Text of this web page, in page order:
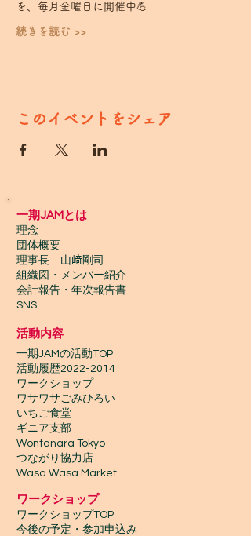
を、毎月金曜日に開催中💪
続きを読む >>
このイベントをシェア
一期JAMとは
理念
団体概要
理事長 山﨑剛司
組織図・メンバー紹介
会計報告​・年次報告書
SNS
活動内容
一期JAMの活動TOP
​活動履歴2022-2014
ワークショップ
ワサワサごみひろい
いちご食堂
ギニア支部
Wontanara Tokyo
​つながり協力店
Wasa Wasa Market​
​ワークショップ
ワークショップTOP
今後の予定・参加申込み